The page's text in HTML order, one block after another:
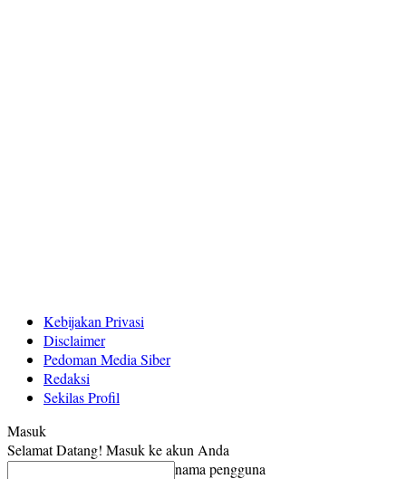
Kebijakan Privasi
Disclaimer
Pedoman Media Siber
Redaksi
Sekilas Profil
Masuk
Selamat Datang! Masuk ke akun Anda
nama pengguna